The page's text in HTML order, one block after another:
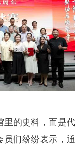
里的史料，而是代
员们纷纷表示，通